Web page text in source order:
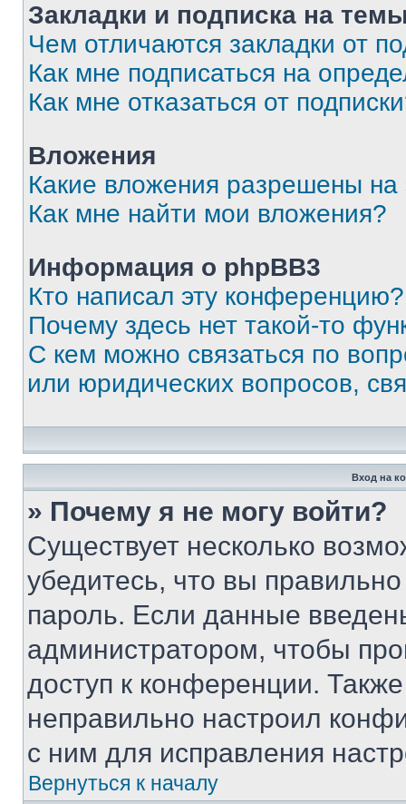
Закладки и подписка на
Чем отличаются закладки от
Как мне подписаться на
Как мне отказаться от
Вложения
Какие вложения разрешены
Как мне найти мои вложения?
Информация о phpBB3
Кто написал эту конференцию?
Почему здесь нет такой-то
С кем можно связаться по
или юридических вопросов,
Вход на
» Почему я не могу войти?
Существует несколько
убедитесь, что вы
пароль. Если данные
администратором, чтобы
доступ к конференции.
неправильно настроил
с ним для исправления
Вернуться к началу